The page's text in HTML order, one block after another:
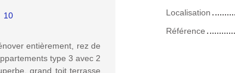
10
entièrement, rez de
type 3 avec 2
grand toit terrasse
Localisation
Référence